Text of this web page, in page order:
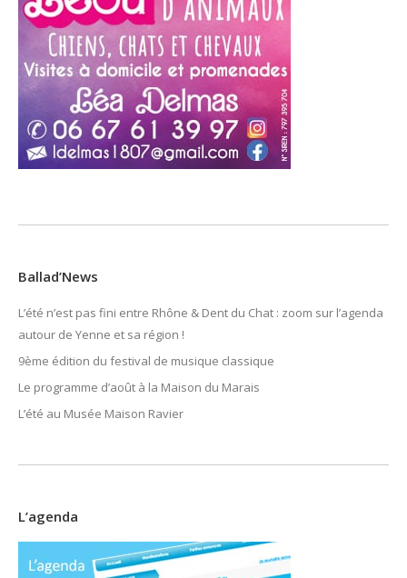
Ballad’News
L’été n’est pas fini entre Rhône & Dent du Chat : zoom sur l’agenda
autour de Yenne et sa région !
9ème édition du festival de musique classique
Le programme d’août à la Maison du Marais
L’été au Musée Maison Ravier
L’agenda